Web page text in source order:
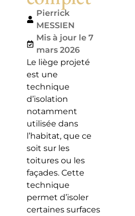
Pierrick
MESSIEN
Mis à jour le 7
mars 2026
Le liège projeté
est une
technique
d’isolation
notamment
utilisée dans
l’habitat, que ce
soit sur les
toitures ou les
façades. Cette
technique
permet d’isoler
certaines surfaces